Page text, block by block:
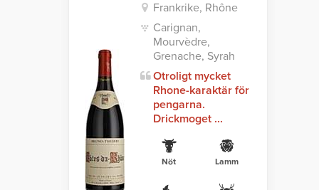
Frankrike, Rhône
Carignan,
Mourvèdre,
Grenache, Syrah
Otroligt mycket
Rhone-karaktär för
pengarna.
Drickmoget ...
Nöt Lamm